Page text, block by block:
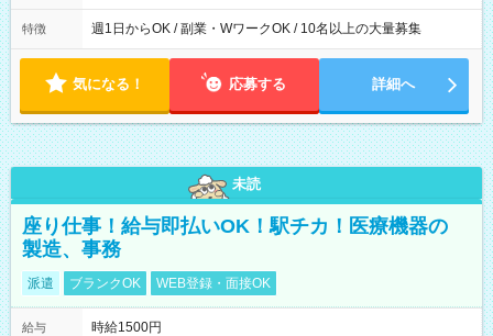
9:30~18:00 実働7.5時間 ・9:30~14:30 実働5時間 ・
16:00~21:30 実働5.5時間
特徴 週1日からOK / 副業・WワークOK / 10名以上の大量募集
気になる！ 応募する 詳細へ
未読
座り仕事！給与即払いOK！駅チカ！医療機器の
製造、事務
派遣 ブランクOK WEB登録・面接OK
給与
時給1500円